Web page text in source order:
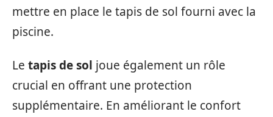
mettre en place le tapis de sol fourni avec la
piscine.
Le tapis de sol joue également un rôle
crucial en offrant une protection
supplémentaire. En améliorant le confort